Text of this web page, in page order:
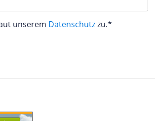
unserem Datenschutzzu.*